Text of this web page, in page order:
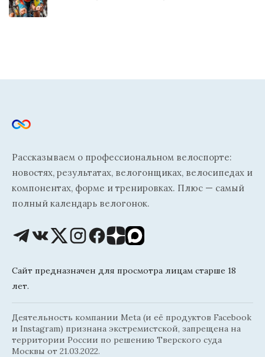
Рассказываем о профессиональном велоспорте:
новостях, результатах, велогонщиках, велосипедах и
компонентах, форме и тренировках. Плюс — самый
полный календарь велогонок.
Сайт предназначен для просмотра лицам старше 18
лет.
Деятельность компании Meta (и её продуктов Facebook
и Instagram) признана экстремистской, запрещена на
территории России по решению Тверского суда
Москвы от 21.03.2022.